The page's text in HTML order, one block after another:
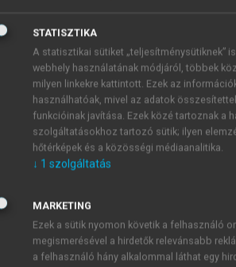
elindításához,
A regisztráció után a
SAJÁT FIÓKKAL
STATISZTIKA
A statisztikai sütiket „teljesítménysütiknek”
webhely használatának módjáról, többek
milyen linkekre kattintott. Ezek az
használhatóak, mivel az adatok
funkcióinak javítása. Ezek közé tartoznak a
szolgáltatásokhoz tartozó sütik; ilyen
hőtérképek és a közösségi médiaanalitika.
↓ 1 szolgáltatás
MARKETING
Ezek a sütik nyomon követik a felhasználó
megismerésével a hirdetők relevánsabb
a felhasználó hány alkalommal láthat egy